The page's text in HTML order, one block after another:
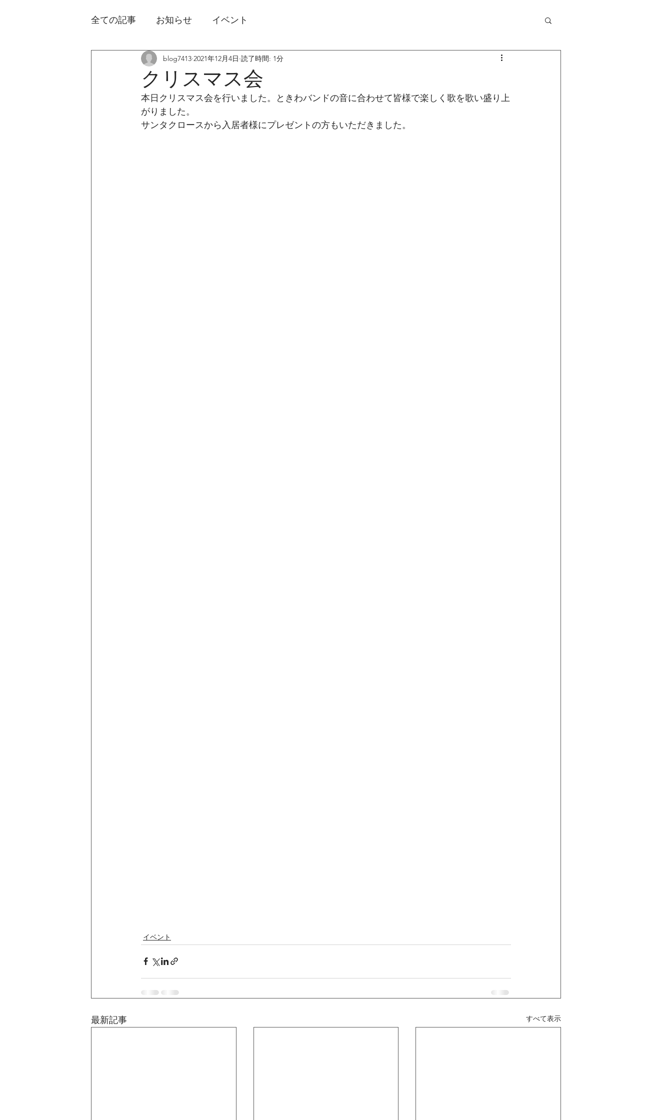
全ての記事 お知らせ イベント
クリスマス会
blog7413 2021年12月4日 読了時間: 1分
本日クリスマス会を行いました。ときわバンドの音に合わせて皆様で楽しく歌を歌い盛り上
がりました。
サンタクロースから入居者様にプレゼントの方もいただきました。
イベント
最新記事 すべて表示